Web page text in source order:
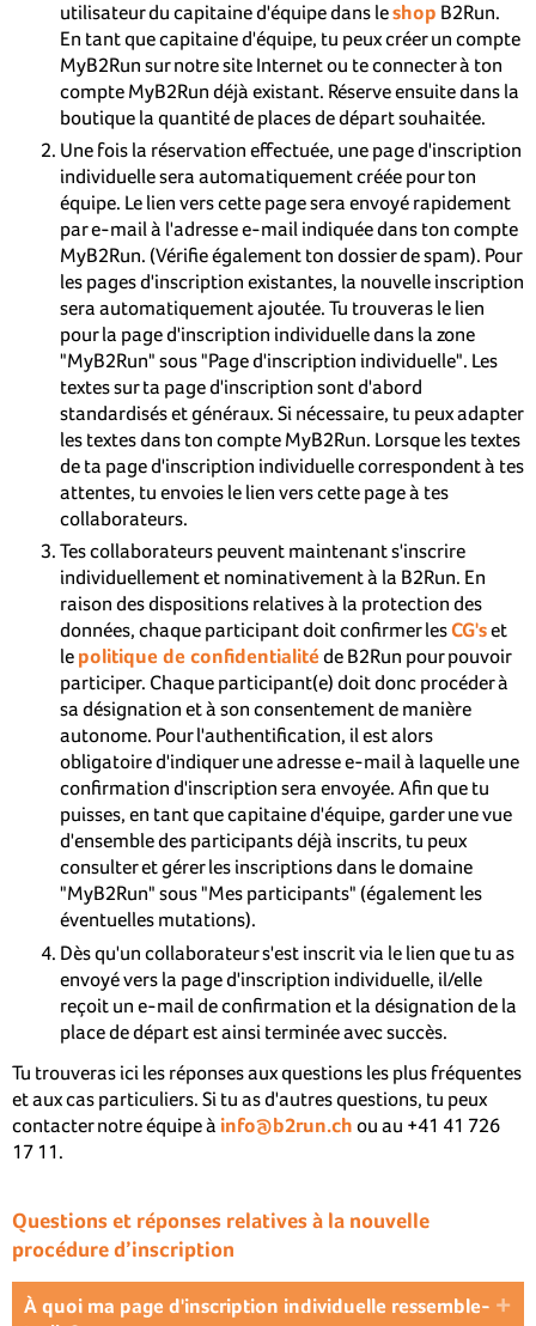
utilisateur du capitaine d'équipe dans leshop B2Run.
En tant que capitaine d'équipe, tu peux créer un compte
MyB2Run sur notre site Internet ou te connecter à ton
compte MyB2Run déjà existant. Réserve ensuite dans la
boutique la quantité de places de départ souhaitée.
Une fois la réservation effectuée, une page d'inscription
individuelle sera automatiquement créée pour ton
équipe. Le lien vers cette page sera envoyé rapidement
par e-mail à l'adresse e-mail indiquée dans ton compte
MyB2Run. (Vérifie également ton dossier de spam). Pour
les pages d'inscription existantes, la nouvelle inscription
sera automatiquement ajoutée. Tu trouveras le lien
pour la page d'inscription individuelle dans la zone
"MyB2Run" sous "Page d'inscription individuelle". Les
textes sur ta page d'inscription sont d'abord
standardisés et généraux. Si nécessaire, tu peux adapter
les textes dans ton compte MyB2Run. Lorsque les textes
de ta page d'inscription individuelle correspondent à tes
attentes, tu envoies le lien vers cette page à tes
collaborateurs.
Tes collaborateurs peuvent maintenant s'inscrire
individuellement et nominativement à la B2Run. En
raison des dispositions relatives à la protection des
données, chaque participant doit confirmer lesCG'set
le politique de confidentialitéde B2Run pour pouvoir
participer. Chaque participant(e) doit donc procéder à
sa désignation et à son consentement de manière
autonome. Pour l'authentification, il est alors
obligatoire d'indiquer une adresse e-mail à laquelle une
confirmation d'inscription sera envoyée. Afin que tu
puisses, en tant que capitaine d'équipe, garder une vue
d'ensemble des participants déjà inscrits, tu peux
consulter et gérer les inscriptions dans le domaine
"MyB2Run" sous "Mes participants" (également les
éventuelles mutations).
Dès qu'un collaborateur s'est inscrit via le lien que tu as
envoyé vers la page d'inscription individuelle, il/elle
reçoit un e-mail de confirmation et la désignation de la
place de départ est ainsi terminée avec succès.
Tu trouveras ici les réponses aux questions les plus fréquentes
et aux cas particuliers. Si tu as d'autres questions, tu peux
contacter notre équipe à info@b2run.ch ou au +41 41 726
17 11.
Questions et réponses relatives à la nouvelle
procédure d’inscription
À quoi ma page d'inscription individuelle ressemble-